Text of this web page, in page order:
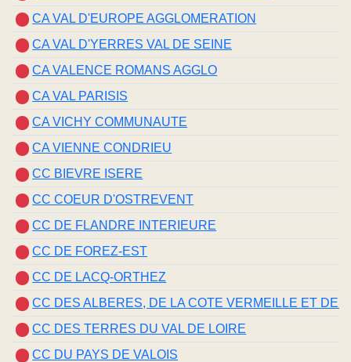
CA VAL D'EUROPE AGGLOMERATION
CA VAL D'YERRES VAL DE SEINE
CA VALENCE ROMANS AGGLO
CA VAL PARISIS
CA VICHY COMMUNAUTE
CA VIENNE CONDRIEU
CC BIEVRE ISERE
CC COEUR D'OSTREVENT
CC DE FLANDRE INTERIEURE
CC DE FOREZ-EST
CC DE LACQ-ORTHEZ
CC DES ALBERES, DE LA COTE VERMEILLE ET DE
CC DES TERRES DU VAL DE LOIRE
CC DU PAYS DE VALOIS